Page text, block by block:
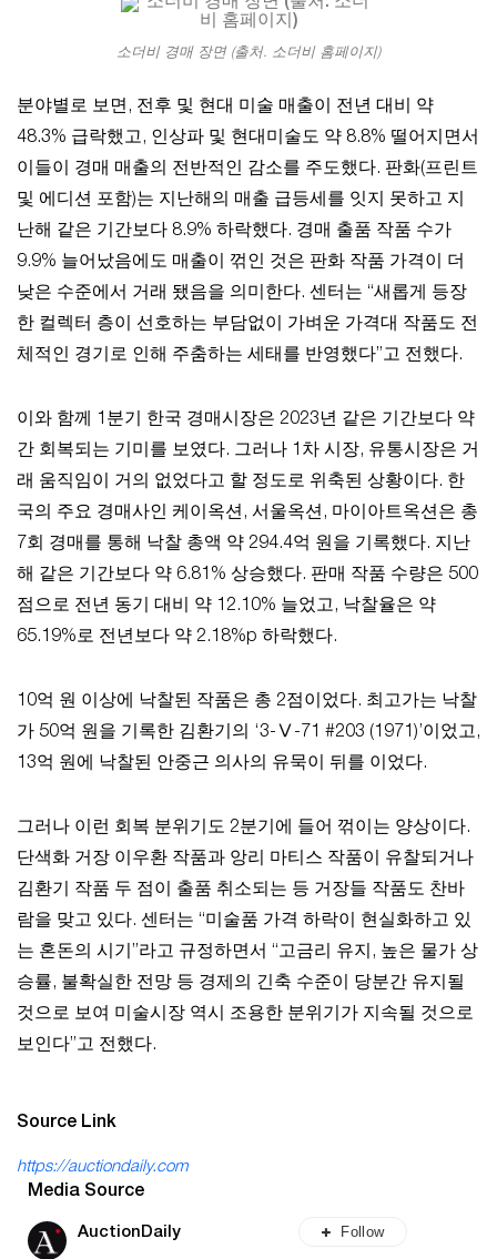
소더비 경매 장면 (출처. 소더비 홈페이지)
분야별로 보면, 전후 및 현대 미술 매출이 전년 대비 약
48.3% 급락했고, 인상파 및 현대미술도 약 8.8% 떨어지면서
이들이 경매 매출의 전반적인 감소를 주도했다. 판화(프린트
및 에디션 포함)는 지난해의 매출 급등세를 잇지 못하고 지
난해 같은 기간보다 8.9% 하락했다. 경매 출품 작품 수가
9.9% 늘어났음에도 매출이 꺾인 것은 판화 작품 가격이 더
낮은 수준에서 거래 됐음을 의미한다. 센터는 “새롭게 등장
한 컬렉터 층이 선호하는 부담없이 가벼운 가격대 작품도 전
체적인 경기로 인해 주춤하는 세태를 반영했다”고 전했다.
이와 함께 1분기 한국 경매시장은 2023년 같은 기간보다 약
간 회복되는 기미를 보였다. 그러나 1차 시장, 유통시장은 거
래 움직임이 거의 없었다고 할 정도로 위축된 상황이다. 한
국의 주요 경매사인 케이옥션, 서울옥션, 마이아트옥션은 총
7회 경매를 통해 낙찰 총액 약 294.4억 원을 기록했다. 지난
해 같은 기간보다 약 6.81% 상승했다. 판매 작품 수량은 500
점으로 전년 동기 대비 약 12.10% 늘었고, 낙찰율은 약
65.19%로 전년보다 약 2.18%p 하락했다.
10억 원 이상에 낙찰된 작품은 총 2점이었다. 최고가는 낙찰
가 50억 원을 기록한 김환기의 ‘3-Ⅴ-71 #203 (1971)’이었고,
13억 원에 낙찰된 안중근 의사의 유묵이 뒤를 이었다.
그러나 이런 회복 분위기도 2분기에 들어 꺾이는 양상이다.
단색화 거장 이우환 작품과 앙리 마티스 작품이 유찰되거나
김환기 작품 두 점이 출품 취소되는 등 거장들 작품도 찬바
람을 맞고 있다. 센터는 “미술품 가격 하락이 현실화하고 있
는 혼돈의 시기”라고 규정하면서 “고금리 유지, 높은 물가 상
승률, 불확실한 전망 등 경제의 긴축 수준이 당분간 유지될
것으로 보여 미술시장 역시 조용한 분위기가 지속될 것으로
보인다”고 전했다.
Source Link
https://auctiondaily.com
Media Source
AuctionDaily Follow